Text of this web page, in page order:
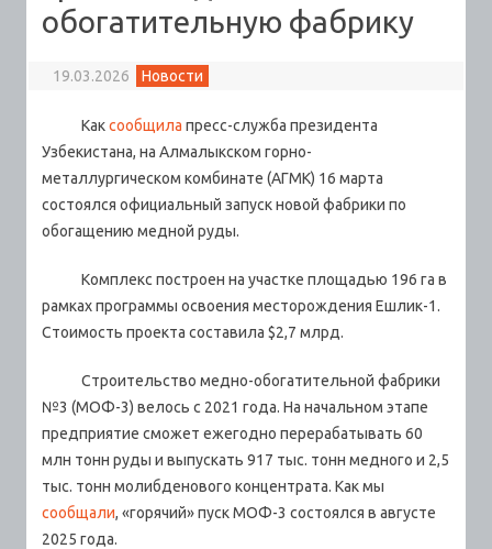
обогатительную фабрику
19.03.2026 Новости
Каксообщила пресс-служба президента
Узбекистана, на Алмалыкском горно-
металлургическом комбинате (АГМК) 16 марта
состоялся официальный запуск новой фабрики по
обогащению медной руды.
Комплекс построен на участке площадью 196 га в
рамках программы освоения месторождения Ешлик-1.
Стоимость проекта составила $2,7 млрд.
Строительство медно-обогатительной фабрики
№3 (МОФ-3) велось с 2021 года. На начальном этапе
предприятие сможет ежегодно перерабатывать 60
млн тонн руды и выпускать 917 тыс. тонн медного и 2,5
тыс. тонн молибденового концентрата. Как мы
сообщали, «горячий» пуск МОФ-3 состоялся в августе
2025 года.